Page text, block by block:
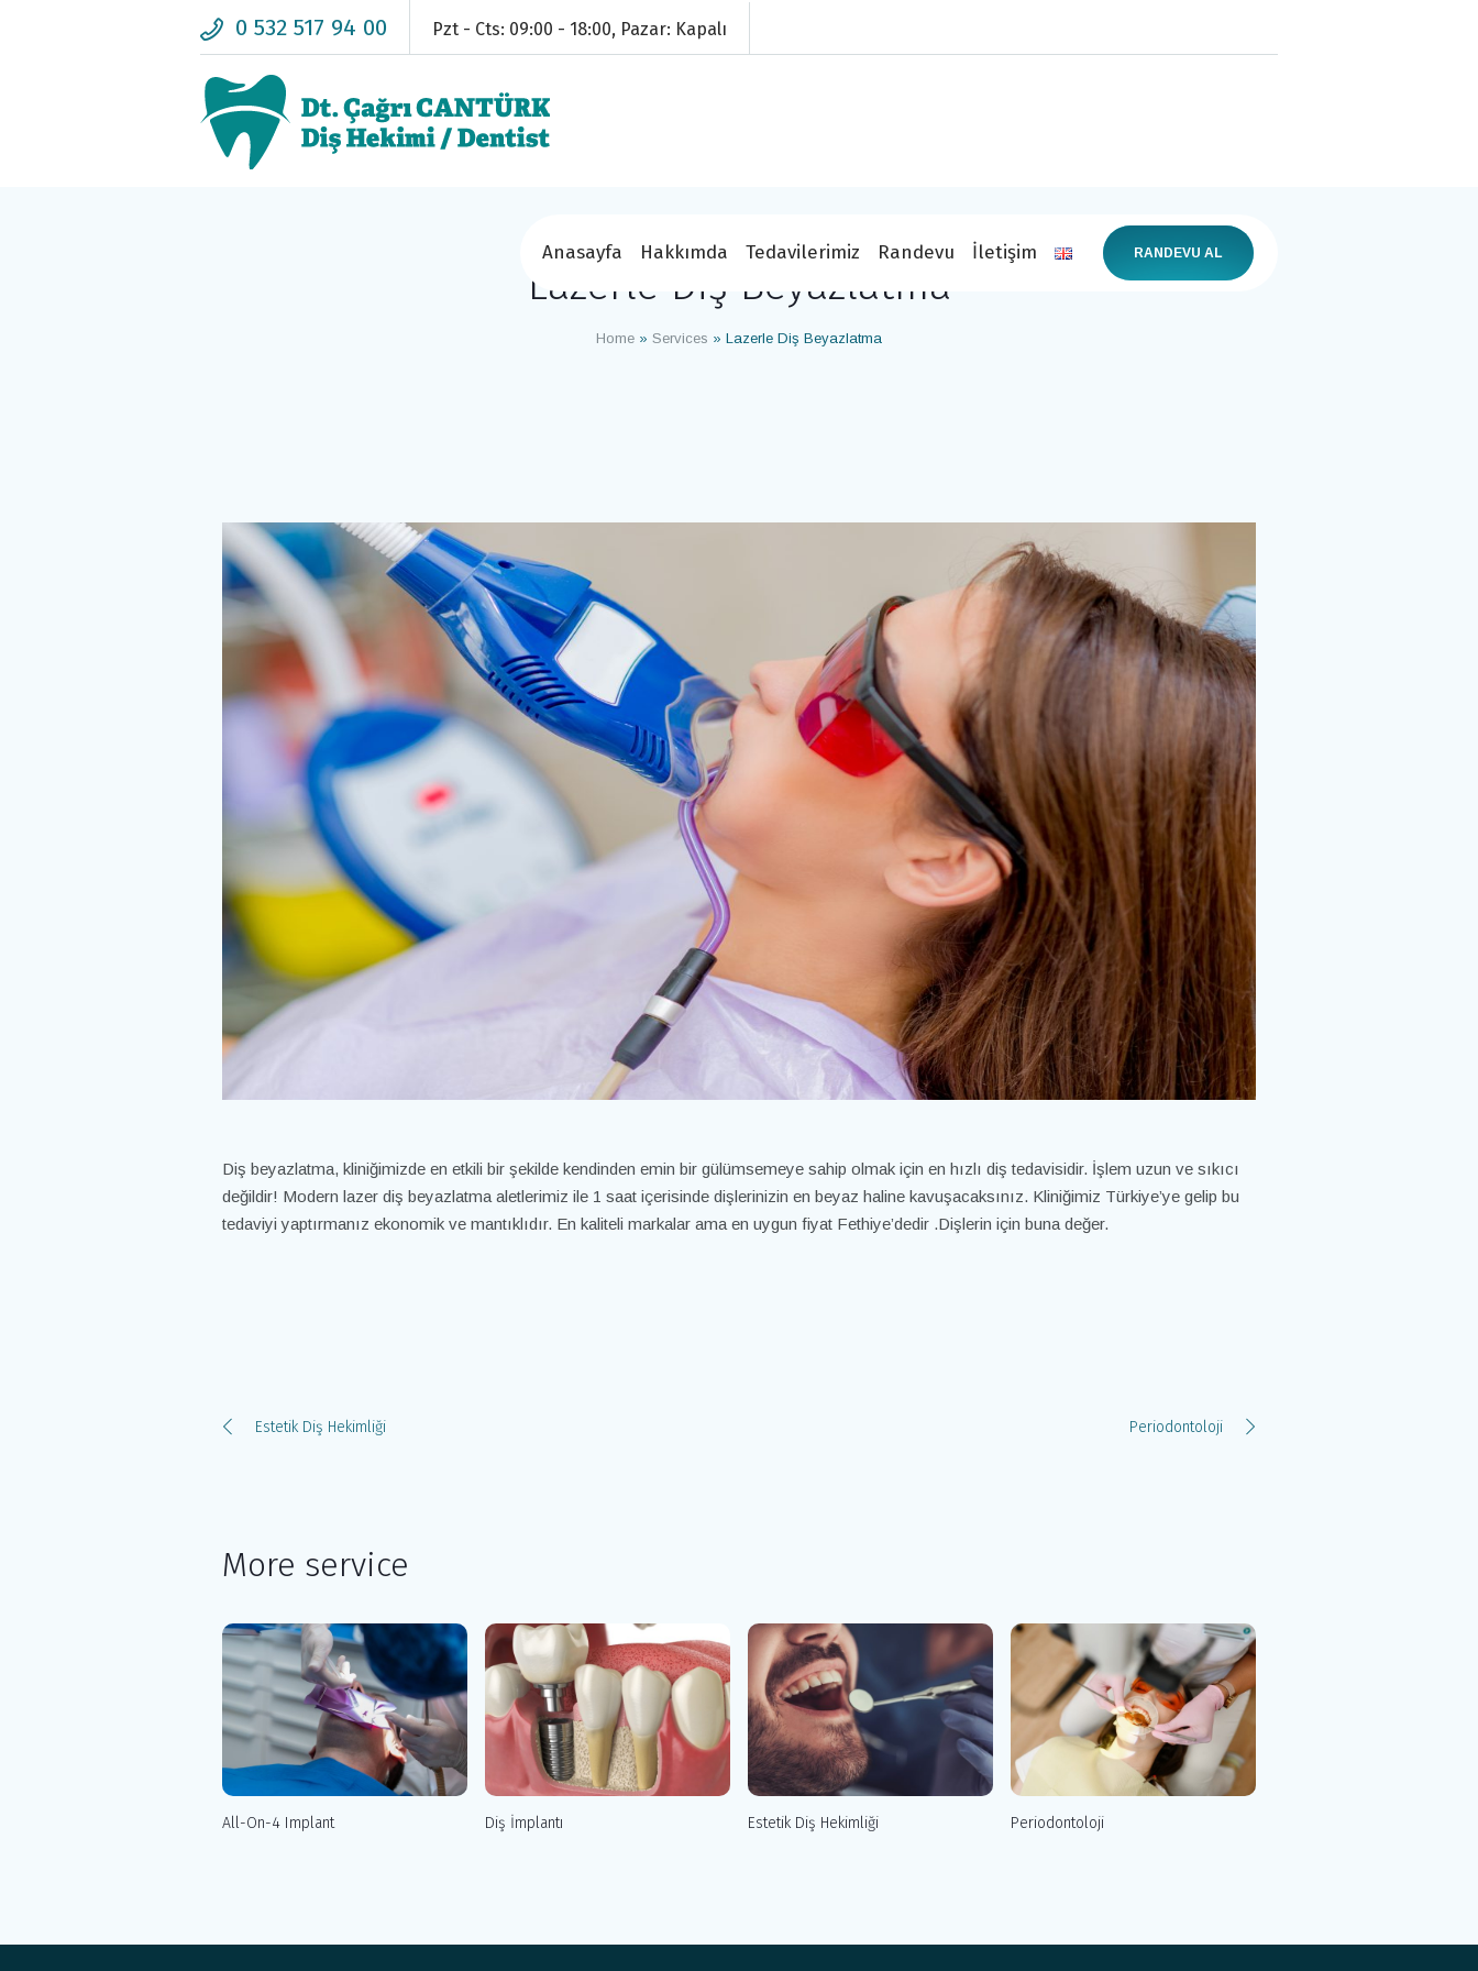
0 532 517 94 00 Pzt - Cts: 09:00 - 18:00, Pazar: Kapalı
RANDEVU AL
Anasayfa Hakkımda Tedavilerimiz Randevu İletişim
Lazerle Diş Beyazlatma
Home » Services » Lazerle Diş Beyazlatma
Diş beyazlatma, kliniğimizde en etkili bir şekilde kendinden emin bir gülümsemeye sahip olmak için en hızlı diş tedavisidir. İşlem uzun ve sıkıcı
değildir! Modern lazer diş beyazlatma aletlerimiz ile 1 saat içerisinde dişlerinizin en beyaz haline kavuşacaksınız. Kliniğimiz Türkiye’ye gelip bu
tedaviyi yaptırmanız ekonomik ve mantıklıdır. En kaliteli markalar ama en uygun fiyat Fethiye’dedir .Dişlerin için buna değer.
Estetik Diş Hekimliği Periodontoloji
More service
All-On-4 Implant Diş İmplantı Estetik Diş Hekimliği Periodontoloji